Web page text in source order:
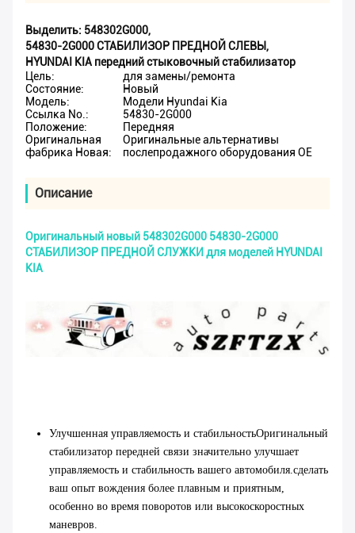
Выделить: 548302G000,
54830-2G000 СТАБИЛИЗОР ПРЕДНОЙ СЛЕВЫ,
HYUNDAI KIA передний стыковочный стабилизатор
Цель:
для замены/ремонта
Состояние:
Новый
Модель:
Модели Hyundai Kia
Ссылка No.:
54830-2G000
Положение:
Передняя
Оригинальная
фабрика Новая:
Оригинальные альтернативы
послепродажного оборудования OE
Описание
Оригинальный новый 548302G000 54830-2G000
СТАБИЛИЗОР ПРЕДНОЙ СЛУЖКИ для моделей HYUNDAI
KIA
Улучшенная управляемость и стабильностьОригинальный
стабилизатор передней связи значительно улучшает
управляемость и стабильность вашего автомобиля.сделать
ваш опыт вождения более плавным и приятным,
особенно во время поворотов или высокоскоростных
маневров.